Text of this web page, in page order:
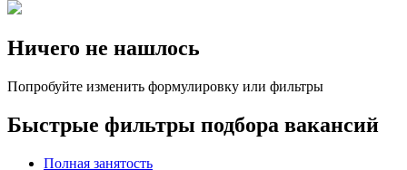
Ничего не нашлось
Попробуйте изменить формулировку или фильтры
Быстрые фильтры подбора вакансий
Полная занятость